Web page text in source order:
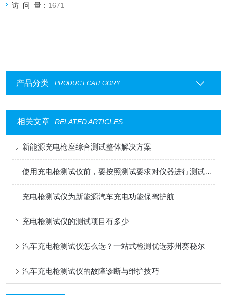
访 问 量： 1671
产品分类 PRODUCT CATEGORY
相关文章 RELATED ARTICLES
新能源充电枪座综合测试整体解决方案
使用充电枪测试仪前，要按照测试要求对仪器进行测试再执行操作步骤
充电枪测试仪为新能源汽车充电功能保驾护航
充电枪测试仪的测试项目有多少
汽车充电枪测试仪怎么选？一站式检测优选苏州赛秘尔
汽车充电枪测试仪的故障诊断与维护技巧